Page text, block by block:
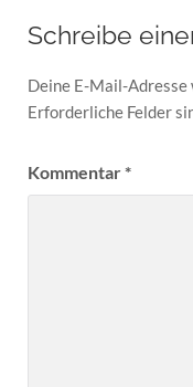
Schreibe
Deine E-Mail-
Erforderliche Felder
Kommentar*